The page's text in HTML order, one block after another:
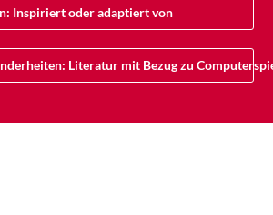
Inspiriert oder adaptiert von
Literatur mit Bezug zu